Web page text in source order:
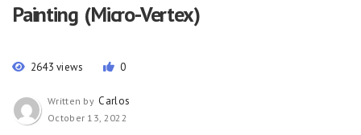
Painting (Micro-Vertex)
2643 views 0
Written by Carlos
October 13, 2022